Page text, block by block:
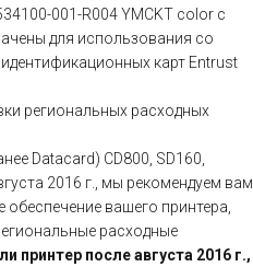
001-R004 YMCKT color с
для использования со
карт Entrust
региональных расходных
Datacard) CD800, SD160,
2016 г., мы рекомендуем вам
вашего принтера,
расходные
принтер после августа 2016 г.,